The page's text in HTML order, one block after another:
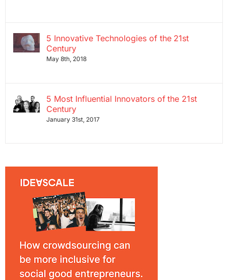
5 Innovative Technologies of the 21st
Century
May 8th, 2018
5 Most Influential Innovators of the 21st
Century
January 31st, 2017